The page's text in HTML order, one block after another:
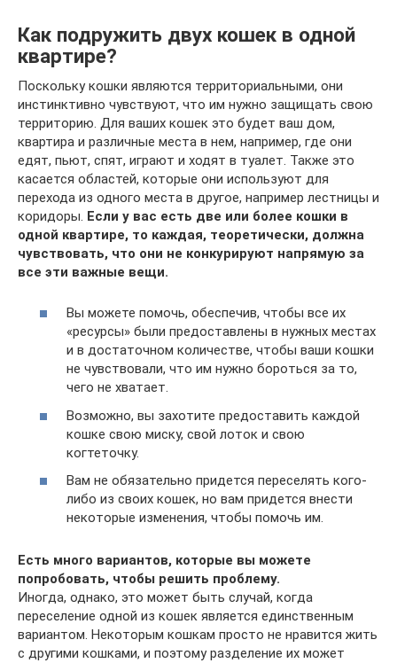
Как подружить двух кошек в одной
квартире?
Поскольку кошки являются территориальными, они
инстинктивно чувствуют, что им нужно защищать свою
территорию. Для ваших кошек это будет ваш дом,
квартира и различные места в нем, например, где они
едят, пьют, спят, играют и ходят в туалет. Также это
касается областей, которые они используют для
перехода из одного места в другое, например лестницы и
коридоры. Если у вас есть две или более кошки в
одной квартире, то каждая, теоретически, должна
чувствовать, что они не конкурируют напрямую за
все эти важные вещи.
Вы можете помочь, обеспечив, чтобы все их
«ресурсы» были предоставлены в нужных местах
и в достаточном количестве, чтобы ваши кошки
не чувствовали, что им нужно бороться за то,
чего не хватает.
Возможно, вы захотите предоставить каждой
кошке свою миску, свой лоток и свою
когтеточку.
Вам не обязательно придется переселять кого-
либо из своих кошек, но вам придется внести
некоторые изменения, чтобы помочь им.
Есть много вариантов, которые вы можете
попробовать, чтобы решить проблему.
Иногда, однако, это может быть случай, когда
переселение одной из кошек является единственным
вариантом. Некоторым кошкам просто не нравится жить
с другими кошками, и поэтому разделение их может